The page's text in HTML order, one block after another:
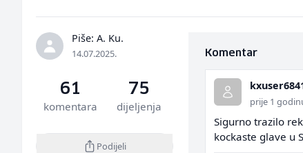
Piše: A. Ku.
14.07.2025.
61
komentara
75
dijeljenja
Podijeli
Komentar
prije 1
Sigurno trazilo
kockaste glave u